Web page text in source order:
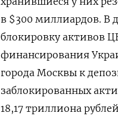
в $300 миллиардов. В
блокировку активов
финансирования
города ​Москвы к
заблокированных
18,17 триллиона